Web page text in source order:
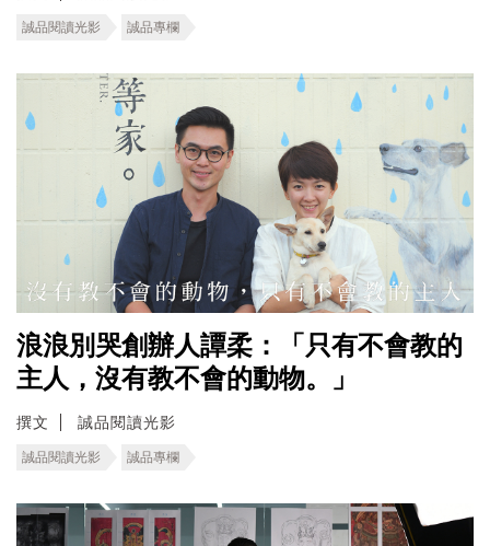
誠品閱讀光影 誠品專欄
浪浪別哭創辦人譚柔：「只有不會教的
主人，沒有教不會的動物。」
撰文 誠品閱讀光影
誠品閱讀光影 誠品專欄